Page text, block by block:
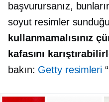
başvurursanız,
soyut resimler
kullanmamalısınız
kafasını
bakın: Getty resimleri